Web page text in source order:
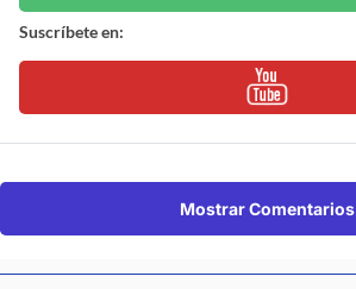
Suscríbete en:
Mostrar Comentarios